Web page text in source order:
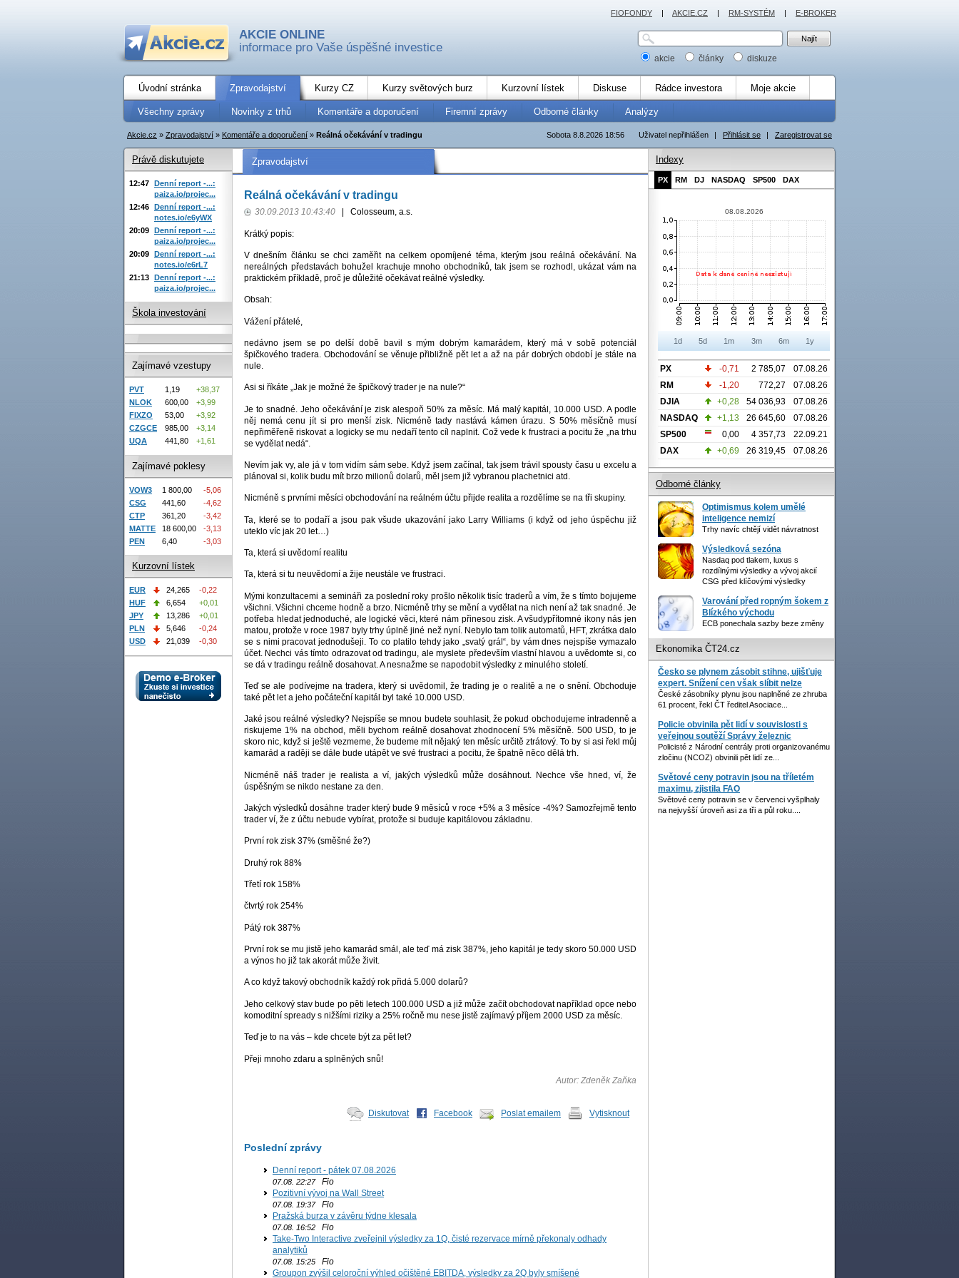
AKCIE ONLINE
informace pro Vaše úspěšné investice
akcie články diskuze
Úvodní stránka Zpravodajství Kurzy CZ Kurzy světových burz Kurzovní lístek Diskuse Rádce investora Moje akcie
Všechny zprávy Novinky z trhů Komentáře a doporučení Firemní zprávy Odborné články Analýzy
Uživatel nepřihlášen | Přihlásit se | Zaregistrovat se
Sobota 8.8.2026 18:56
Akcie.cz » Zpravodajství » Komentáře a doporučení » Reálná očekávání v tradingu
Zpravodajství
Reálná očekávání v tradingu
30.09.2013 10:43:40 Colosseum, a.s.
Krátký popis:
V dnešním článku se chci zaměřit na celkem opomíjené téma, kterým jsou reálná očekávání. Na
nereálných představách bohužel krachuje mnoho obchodníků, tak jsem se rozhodl, ukázat vám na
praktickém příkladě, proč je důležité očekávat reálné výsledky.
Obsah:
Vážení přátelé,
nedávno jsem se po delší době bavil s mým dobrým kamarádem, který má v sobě potenciál
špičkového tradera. Obchodování se věnuje přibližně pět let a až na pár dobrých období je stále na
nule.
Asi si říkáte „Jak je možné že špičkový trader je na nule?“
Je to snadné. Jeho očekávání je zisk alespoň 50% za měsíc. Má malý kapitál, 10.000 USD. A podle
něj nemá cenu jít si pro menší zisk. Nicméně tady nastává kámen úrazu. S 50% měsíčně musí
nepřiměřeně riskovat a logicky se mu nedaří tento cíl naplnit. Což vede k frustraci a pocitu že „na trhu
se vydělat nedá“.
Nevím jak vy, ale já v tom vidím sám sebe. Když jsem začínal, tak jsem trávil spousty času u excelu a
plánoval si, kolik budu mít brzo milionů dolarů, měl jsem již vybranou plachetnici atd.
Nicméně s prvními měsíci obchodování na reálném účtu přijde realita a rozdělíme se na tři skupiny.
Ta, které se to podaří a jsou pak všude ukazování jako Larry Williams (i když od jeho úspěchu již
uteklo víc jak 20 let…)
Ta, která si uvědomí realitu
Ta, která si tu neuvědomí a žije neustále ve frustraci.
Mými konzultacemi a semináři za poslední roky prošlo několik tisíc traderů a vím, že s tímto bojujeme
všichni. Všichni chceme hodně a brzo. Nicméně trhy se mění a vydělat na nich není až tak snadné. Je
potřeba hledat jednoduché, ale logické věci, které nám přinesou zisk. A všudypřítomné ikony nás jen
matou, protože v roce 1987 byly trhy úplně jiné než nyní. Nebylo tam tolik automatů, HFT, zkrátka dalo
se s nimi pracovat jednodušeji. To co platilo tehdy jako „svatý grál“, by vám dnes nejspíše vymazalo
účet. Nechci vás tímto odrazovat od tradingu, ale myslete především vlastní hlavou a uvědomte si, co
se dá v tradingu reálně dosahovat. A nesnažme se napodobit výsledky z minulého století.
Teď se ale podívejme na tradera, který si uvědomil, že trading je o realitě a ne o snění. Obchoduje
také pět let a jeho počáteční kapitál byl také 10.000 USD.
Jaké jsou reálné výsledky? Nejspíše se mnou budete souhlasit, že pokud obchodujeme intradenně a
riskujeme 1% na obchod, měli bychom reálně dosahovat zhodnocení 5% měsíčně. 500 USD, to je
skoro nic, když si ještě vezmeme, že budeme mít nějaký ten měsíc určitě ztrátový. To by si asi řekl můj
kamarád a raději se dále bude utápět ve své frustraci a pocitu, že špatně něco dělá trh.
Nicméně náš trader je realista a ví, jakých výsledků může dosáhnout. Nechce vše hned, ví, že
úspěšným se nikdo nestane za den.
Jakých výsledků dosáhne trader který bude 9 měsíců v roce +5% a 3 měsíce -4%? Samozřejmě tento
trader ví, že z účtu nebude vybírat, protože si buduje kapitálovou základnu.
První rok zisk 37% (směšné že?)
Druhý rok 88%
Třetí rok 158%
čtvrtý rok 254%
Pátý rok 387%
První rok se mu jistě jeho kamarád smál, ale teď má zisk 387%, jeho kapitál je tedy skoro 50.000 USD
a výnos ho již tak akorát může živit.
A co když takový obchodník každý rok přidá 5.000 dolarů?
Jeho celkový stav bude po pěti letech 100.000 USD a již může začít obchodovat například opce nebo
komoditní spready s nižšími riziky a 25% ročně mu nese jistě zajímavý příjem 2000 USD za měsíc.
Teď je to na vás – kde chcete být za pět let?
Přeji mnoho zdaru a splněných snů!
Autor: Zdeněk Zaňka
Diskutovat Facebook Poslat emailem Vytisknout
Poslední zprávy
Denní report - pátek 07.08.2026
07.08. 22:27Fio
Pozitivní vývoj na Wall Street
07.08. 19:37Fio
Pražská burza v závěru týdne klesala
07.08. 16:52 Fio
Take-Two Interactive zveřejnil výsledky za 1Q, čisté rezervace mírně překonaly odhady
analytiků
07.08. 15:25 Fio
Groupon zvýšil celoroční výhled očištěné EBITDA, výsledky za 2Q byly smíšené
Právě diskutujete
12:47 Denní report -...:
paiza.io/projec...
12:46 Denní report -...:
notes.io/e6yWX
20:09 Denní report -...:
paiza.io/projec...
20:09 Denní report -...:
notes.io/e6rL7
21:13 Denní report -...:
paiza.io/projec...
Škola investování
Zajímavé vzestupy
PVT 1,19
+38,37
NLOK
600,00
+3,99
FIXZO
53,00
+3,92
CZGCE
985,00
+3,14
UQA
441,80 +1,61
Zajímavé poklesy
VOW3 1 800,00
-5,06
CSG
441,60
-4,62
CTP
361,20
-3,42
MATTE
18 600,00
-3,13
PEN
6,40 -3,03
Kurzovní lístek
EUR 24,265
-0,22
HUF
6,654
+0,01
JPY
13,286
+0,01
PLN
5,646
-0,24
USD
21,039 -0,30
Indexy
PX RM DJ NASDAQ SP500 DAX
08.08.2026
1d 5d 1m 3m 6m 1y
PX -0,71 2 785,07
07.08.26
RM
-1,20 772,27
07.08.26
DJIA
+0,28 54 036,93
07.08.26
NASDAQ
+1,13 26 645,60
07.08.26
SP500
0,00 4 357,73
22.09.21
DAX
+0,69 26 319,45 07.08.26
Odborné články
Optimismus kolem umělé
inteligence nemizí
Trhy navíc chtějí vidět návratnost
Výsledková sezóna
Nasdaq pod tlakem, luxus s
rozdílnými výsledky a vývoj akcií
CSG před klíčovými výsledky
Varování před ropným šokem z
Blízkého východu
ECB ponechala sazby beze změny
Ekonomika ČT24.cz
Česko se plynem zásobit stihne, ujišťuje
expert. Snížení cen však slíbit nelze
České zásobníky plynu jsou naplněné ze zhruba
61 procent, řekl ČT ředitel Asociace...
Policie obvinila pět lidí v souvislosti s
veřejnou soutěží Správy železnic
Policisté z Národní centrály proti organizovanému
zločinu (NCOZ) obvinili pět lidí ze...
Světové ceny potravin jsou na tříletém
maximu, zjistila FAO
Světové ceny potravin se v červenci vyšplhaly
na nejvyšší úroveň asi za tři a půl roku....
FIOFONDY | AKCIE.CZ | RM-SYSTÉM | E-BROKER